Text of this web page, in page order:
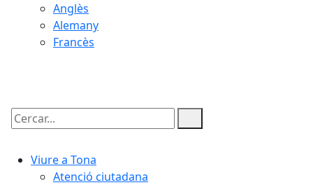
Anglès
Alemany
Francès
Cercar:
Viure a Tona
Atenció ciutadana